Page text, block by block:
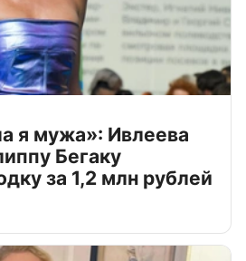
я мужа»: Ивлеева
Бегаку
за 1,2 млн рублей